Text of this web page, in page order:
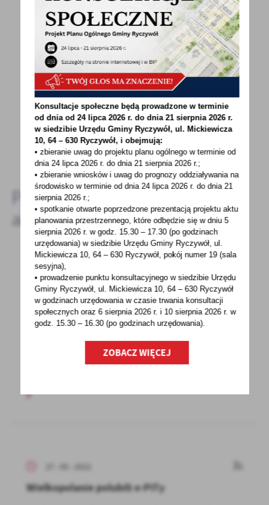
POWRÓT UDOSTĘPNIJ
POPRZEDNI NASTĘPNY
Spodobała Ci się informacja? Zostaw nam swoją opinię
- to dla Ciebie staramy się być najlepsi, a Twoje zdanie
bardzo nam w tym pomoże!
DODAJ KOMENTARZ
Pozostałe
aktualności
27 - 05 - 2022
Dorabiałeś do świadczenia lub zasiłku
przedemerytalnego? Rozlicz się z
Co roku, do końca maja osoby, które dorabiają
do świadczenia lub zasiłku przedemerytalnego,
Wielkopolanie polubili e-PITy
Konsultacje społeczne będą prowadzone w terminie
od dnia od 24 lipca 2026 r. do dnia 21 sierpnia 2026 r.
w siedzibie Urzędu Gminy Ryczywół, ul. Mickiewicza
10, 64 – 630 Ryczywół, i obejmują:
• zbieranie uwag do projektu planu ogólnego w terminie od
dnia 24 lipca 2026 r. do dnia 21 sierpnia 2026 r.;
• zbieranie wniosków i uwag do prognozy oddziaływania na
środowisko w terminie od dnia 24 lipca 2026 r. do dnia 21
sierpnia 2026 r.;
• spotkanie otwarte poprzedzone prezentacją projektu aktu
planowania przestrzennego, które odbędzie się w dniu 5
sierpnia 2026 r.w godz. 15.30 – 17.30 (po godzinach
urzędowania) w siedzibie Urzędu Gminy Ryczywół, ul.
Mickiewicza 10, 64 – 630 Ryczywół, pokójnumer 19 (sala
sesyjna),
• prowadzenie punktu konsultacyjnego w siedzibie Urzędu
Gminy Ryczywół, ul. Mickiewicza 10, 64 – 630 Ryczywół
w godzinachurzędowania w czasie trwania konsultacji
społecznych oraz 6 sierpnia 2026 r. i 10 sierpnia 2026 r. w
godz. 15.30 – 16.30 (po godzinachurzędowania).
ZOBACZ WIĘCEJ